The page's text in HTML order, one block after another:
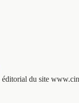
éditorial du site